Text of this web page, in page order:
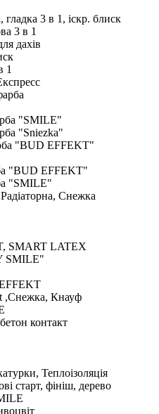
3 в 1, іскр. блиск
3 в 1
дахів
1
"SMILE"
"Sniezka"
"BUD EFFEKT"
"BUD EFFEKT"
"SMILE"
Снежка
SMART LATEX
SMILE"
,Снежка, Кнауф
контакт
Теплоізоляція
старт, фініш, дерево